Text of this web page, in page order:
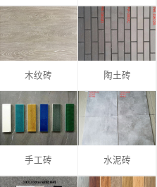
木纹砖 陶土砖
手工砖 水泥砖